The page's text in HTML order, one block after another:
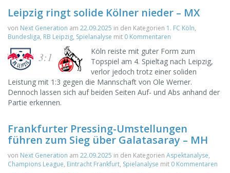
Leipzig ringt solide Kölner nieder – MX
von Next Generation am 22.09.2025 in den Kategorien 1. FC Köln,
Bundesliga, RB Leipzig, Spielanalyse mit 0 Kommentaren
3:1
Köln reiste mit guter Form zum
Topspiel am 4. Spieltag nach Leipzig,
verlor jedoch trotz einer soliden
Leistung mit 1:3 gegen die Mannschaft von Ole Werner.
Dennoch lassen sich auf beiden Seiten Auf- und Abs anhand der
Partie erkennen.
Frankfurter Pressing-Umstellungen
führen zum Sieg über Galatasaray – MH
von Next Generation am 22.09.2025 in den Kategorien Aspektanalyse,
Champions League, Eintracht Frankfurt, Spielanalyse mit 0 Kommentaren